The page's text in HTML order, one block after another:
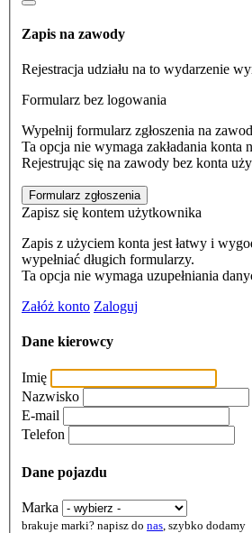
Zapis na zawody
Rejestracja udziału na to wydarzenie
Formularz bez logowania
Wypełnij formularz zgłoszenia na
Ta opcja nie wymaga zakładania konta
Rejestrując się na zawody bez konta
Formularz zgłoszenia
Zapisz się kontem użytkownika
Zapis z użyciem konta jest łatwy i wygodny, zakładasz raz konto,
wypełniać długich formularzy.
Ta opcja nie wymaga uzupełniania
Załóż konto Zaloguj
Dane kierowcy
Imię
Nazwisko
E-mail
Telefon
Dane pojazdu
Marka
brakuje marki? napisz do nas , szybko dodamy